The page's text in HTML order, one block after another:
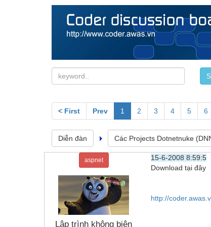
< First Prev 1 2 3 4 5 6
Diễn đàn Các Projects Dotnetnuke
aspnet
Lập trình không biên
15-6-2008 8:59:5
Download tại đây
http://